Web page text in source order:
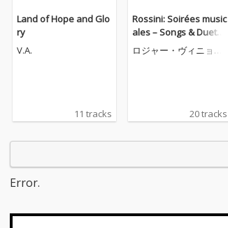
Land of Hope and Glo
ry
V.A.
11 tracks
Rossini: Soirées music
ales – Songs & Duets f
or Mixed Voices
ロジャー・ヴィニョー
20 tracks
Error.